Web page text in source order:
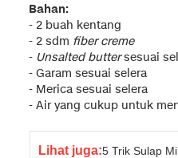
Bahan:
- 2 buah kentang
- 2 sdm fiber creme
- Unsalted buttersesuai
- Garam sesuai selera
- Merica sesuai selera
- Air yang cukup untuk
Lihat juga:5 Trik Sulap